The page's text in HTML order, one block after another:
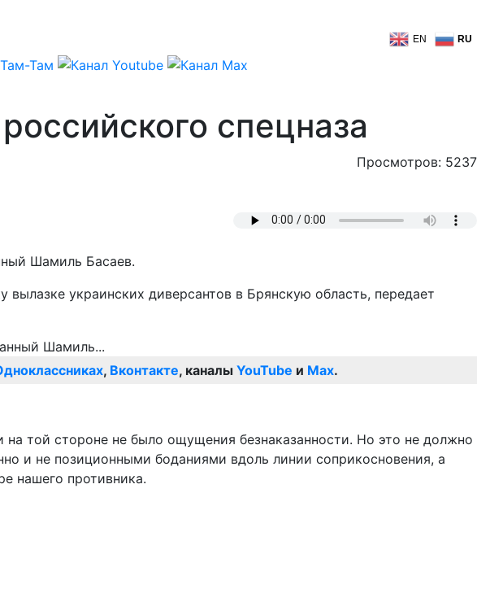
EN RU
спецназа
Просмотров: 5237
Шамиль Басаев.
украинских диверсантов в Брянскую область, передает
, Вконтакте, каналы YouTube и Max.
той стороне не было ощущения безнаказанности. Но это не должно
и не позиционными боданиями вдоль линии соприкосновения, а
нашего противника.